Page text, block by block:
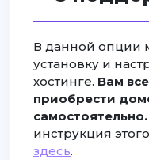
В данной опции
установку и
хостинге. Вам
приобрести
самостоятельно.
инструкция
здесь.